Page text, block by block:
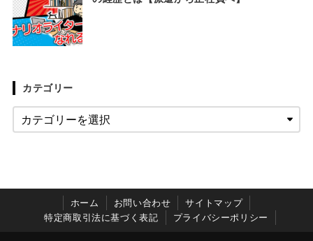
カテゴリー
ホーム お問い合わせ
サイトマップ
特定商取引法に基づく表記
プライバシーポリシー